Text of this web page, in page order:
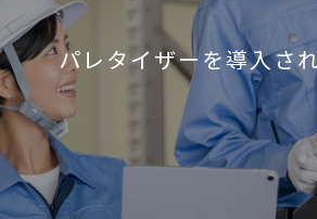
パレタイザーを導入さ